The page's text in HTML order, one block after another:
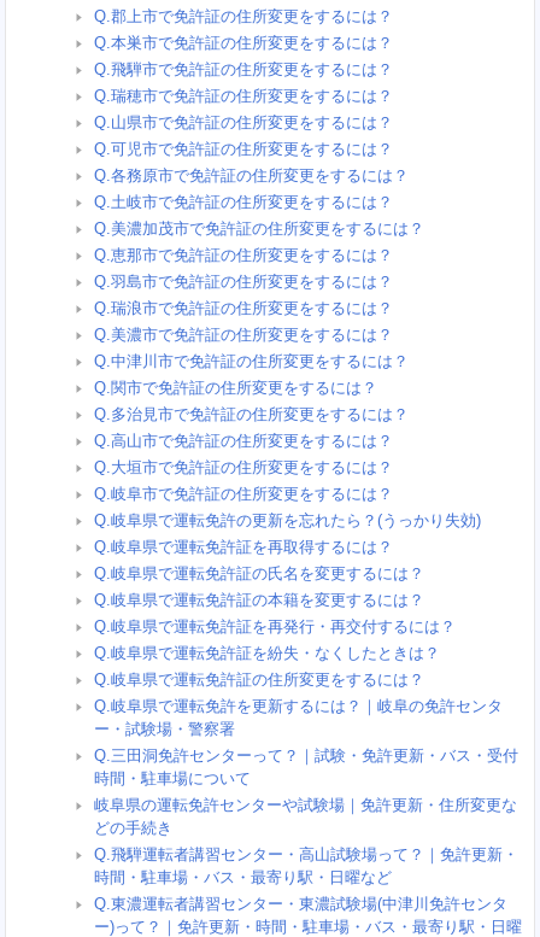
Q.郡上市で免許証の住所変更をするには？
Q.本巣市で免許証の住所変更をするには？
Q.飛騨市で免許証の住所変更をするには？
Q.瑞穂市で免許証の住所変更をするには？
Q.山県市で免許証の住所変更をするには？
Q.可児市で免許証の住所変更をするには？
Q.各務原市で免許証の住所変更をするには？
Q.土岐市で免許証の住所変更をするには？
Q.美濃加茂市で免許証の住所変更をするには？
Q.恵那市で免許証の住所変更をするには？
Q.羽島市で免許証の住所変更をするには？
Q.瑞浪市で免許証の住所変更をするには？
Q.美濃市で免許証の住所変更をするには？
Q.中津川市で免許証の住所変更をするには？
Q.関市で免許証の住所変更をするには？
Q.多治見市で免許証の住所変更をするには？
Q.高山市で免許証の住所変更をするには？
Q.大垣市で免許証の住所変更をするには？
Q.岐阜市で免許証の住所変更をするには？
Q.岐阜県で運転免許の更新を忘れたら？(うっかり失効)
Q.岐阜県で運転免許証を再取得するには？
Q.岐阜県で運転免許証の氏名を変更するには？
Q.岐阜県で運転免許証の本籍を変更するには？
Q.岐阜県で運転免許証を再発行・再交付するには？
Q.岐阜県で運転免許証を紛失・なくしたときは？
Q.岐阜県で運転免許証の住所変更をするには？
Q.岐阜県で運転免許を更新するには？｜岐阜の免許センタ
ー・試験場・警察署
Q.三田洞免許センターって？｜試験・免許更新・バス・受付
時間・駐車場について
岐阜県の運転免許センターや試験場｜免許更新・住所変更な
どの手続き
Q.飛騨運転者講習センター・高山試験場って？｜免許更新・
時間・駐車場・バス・最寄り駅・日曜など
Q.東濃運転者講習センター・東濃試験場(中津川免許センタ
ー)って？｜免許更新・時間・駐車場・バス・最寄り駅・日曜